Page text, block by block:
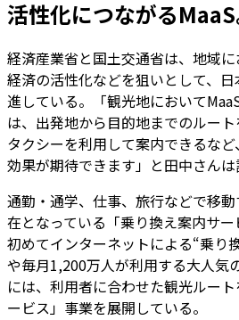
活性化につながるMaaS
経済産業省と国土交通省は、地域
経済の活性化などを狙いとして、
進している。「観光地において
は、出発地から目的地までのルート
タクシーを利用して案内できるな
効果が期待できます」と田中さんは
通勤・通学、仕事、旅行などで移
在となっている「乗り換え案内サ
初めてインターネットによる“乗り
や毎月1,200万人が利用する大人気
には、利用者に合わせた観光ルー
ービス」事業を展開している。